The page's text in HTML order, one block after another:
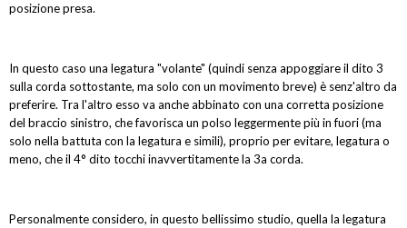
posizione presa.
In questo caso una legatura "volante" (quindi senza appoggiare il dito 3
sulla corda sottostante, ma solo con un movimento breve) è senz'altro da
preferire. Tra l'altro esso va anche abbinato con una corretta posizione
del braccio sinistro, che favorisca un polso leggermente più in fuori (ma
solo nella battuta con la legatura e simili), proprio per evitare, legatura o
meno, che il 4° dito tocchi inavvertitamente la 3a corda.
Personalmente considero, in questo bellissimo studio, quella la legatura